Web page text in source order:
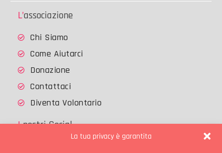
La tua privacy è garantita
L’associazione
Chi Siamo
Come Aiutarci
Donazione
Contattaci
Diventa Volontario
I nostri Social